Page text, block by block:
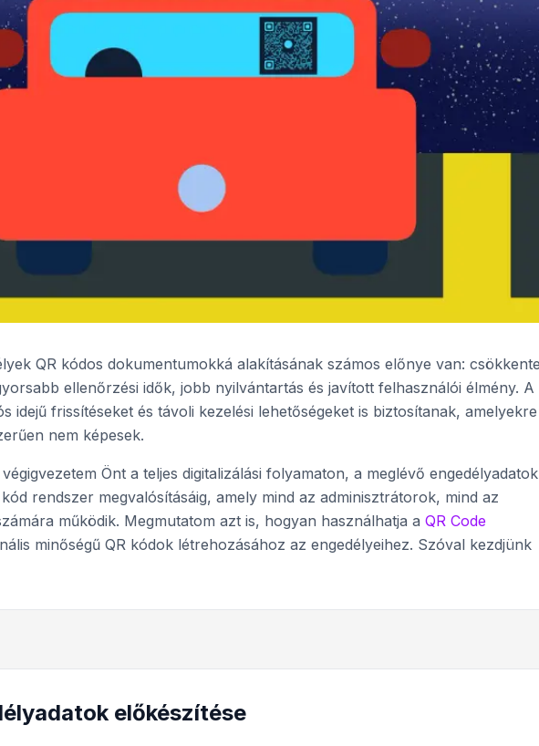
QR kódos dokumentumokká alakításának számos előnye van:
ellenőrzési idők, jobb nyilvántartás és javított felhasználói élmény. A
idejű frissítéseket és távoli kezelési lehetőségeket is biztosítanak,
nem képesek.
Önt a teljes digitalizálási folyamaton, a meglévő engedélyadatok
rendszer megvalósításáig, amely mind az adminisztrátorok, mind az
működik. Megmutatom azt is, hogyan használhatja a QR Code
minőségű QR kódok létrehozásához az engedélyeihez. Szóval kezdjünk
előkészítése